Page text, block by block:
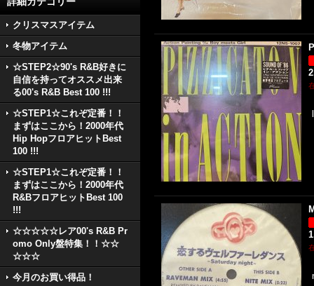
クリスマスアイテム
冬物アイテム
☆STEP2☆90's R&B好きに
自信を持ってオススメ出来
る00's R&B Best 100 !!!
☆STEP1☆これぞ定番！！
まずはここから！2000年代
Hip HopフロアヒットBest
100 !!!
☆STEP1☆これぞ定番！！
まずはここから！2000年代
R&BフロアヒットBest 100
!!!
☆☆☆☆☆レア00's R&B Pr
omo Only盤特集！！☆☆
☆☆☆
今月のお買い得品！